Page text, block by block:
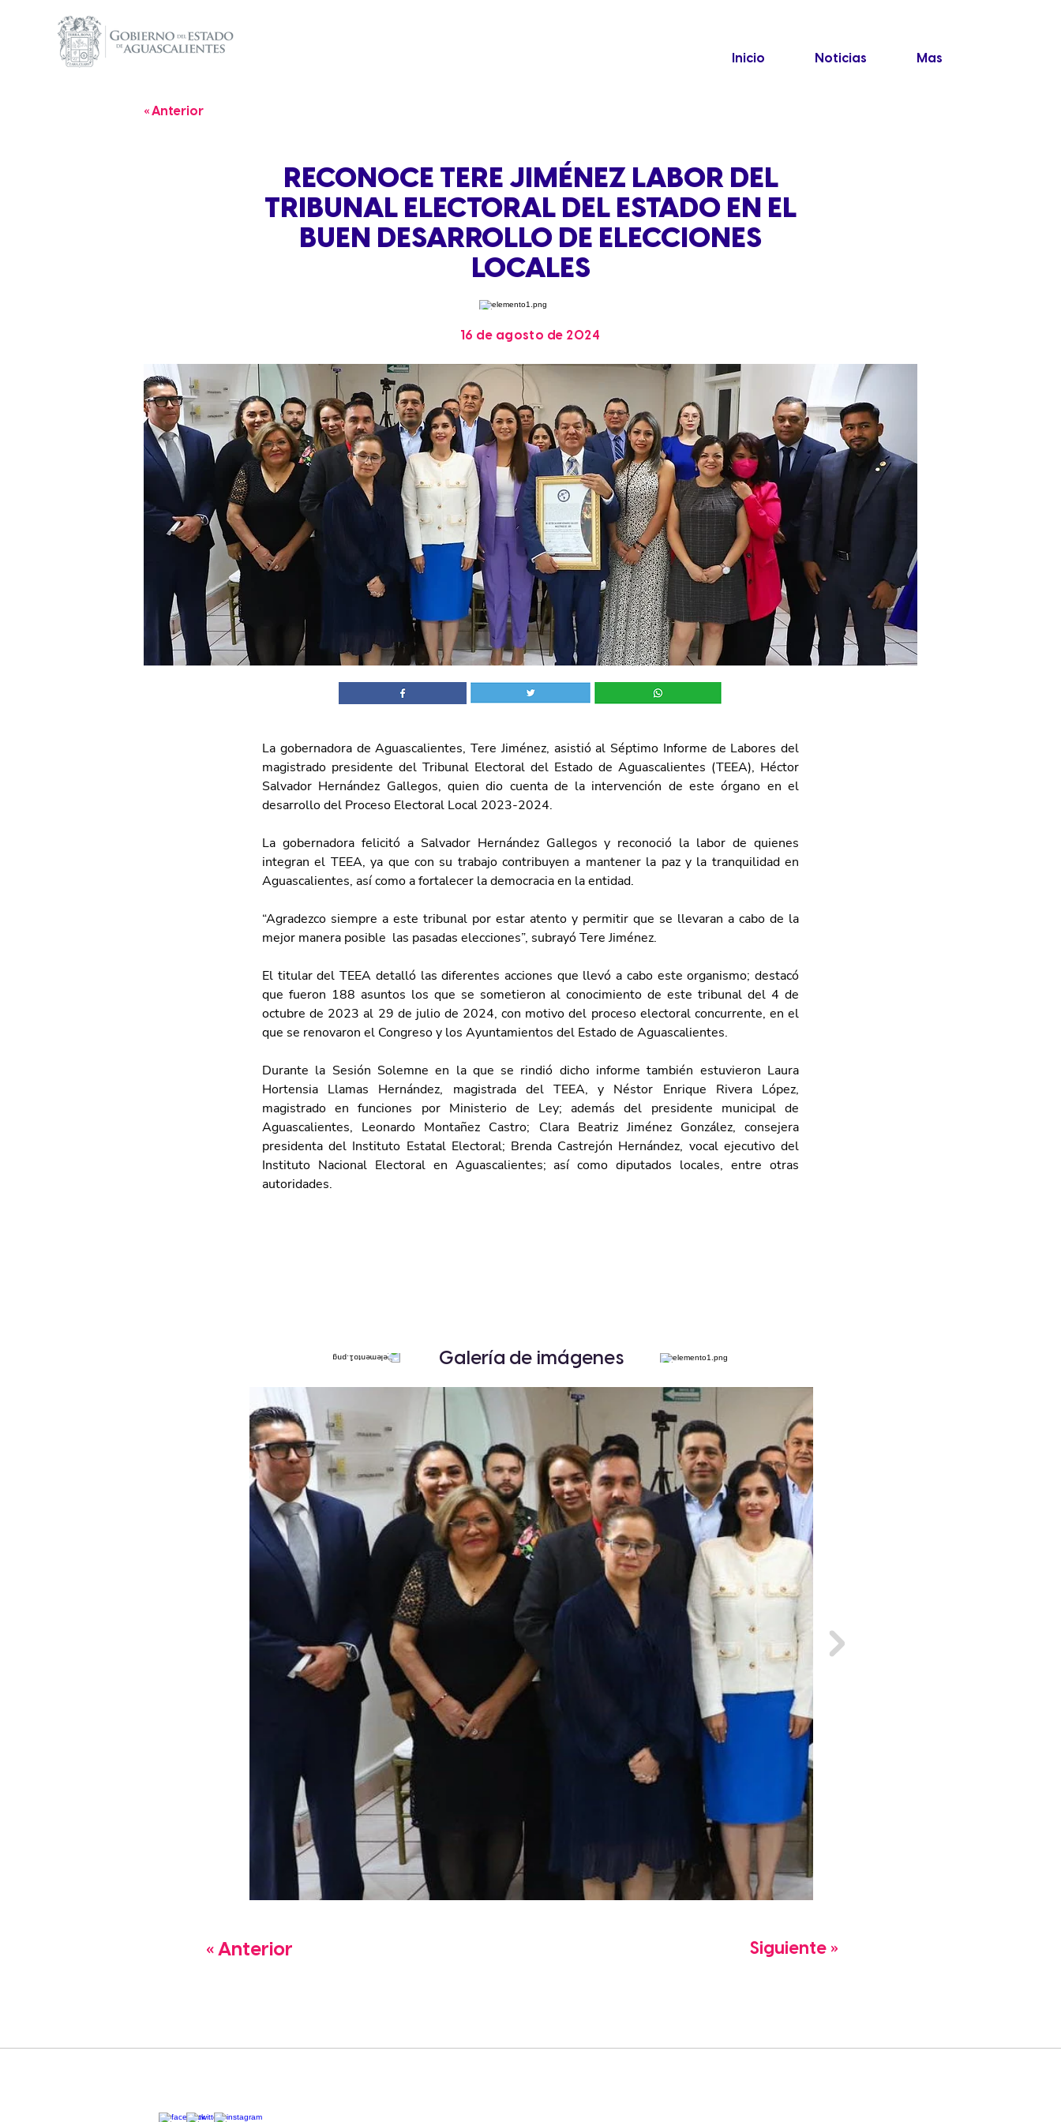
Inicio Noticias Mas
« Anterior
RECONOCE TERE JIMÉNEZ LABOR DEL
TRIBUNAL ELECTORAL DEL ESTADO EN EL
BUEN DESARROLLO DE ELECCIONES
LOCALES
16 de agosto de 2024
La gobernadora de Aguascalientes, Tere Jiménez, asistió al Séptimo Informe de Labores del
magistrado presidente del Tribunal Electoral del Estado de Aguascalientes (TEEA), Héctor
Salvador Hernández Gallegos, quien dio cuenta de la intervención de este órgano en el
desarrollo del Proceso Electoral Local 2023-2024.
La gobernadora felicitó a Salvador Hernández Gallegos y reconoció la labor de quienes
integran el TEEA, ya que con su trabajo contribuyen a mantener la paz y la tranquilidad en
Aguascalientes, así como a fortalecer la democracia en la entidad.
“Agradezco siempre a este tribunal por estar atento y permitir que se llevaran a cabo de la
mejor manera posible  las pasadas elecciones”, subrayó Tere Jiménez.
El titular del TEEA detalló las diferentes acciones que llevó a cabo este organismo; destacó
que fueron 188 asuntos los que se sometieron al conocimiento de este tribunal del 4 de
octubre de 2023 al 29 de julio de 2024, con motivo del proceso electoral concurrente, en el
que se renovaron el Congreso y los Ayuntamientos del Estado de Aguascalientes.
Durante la Sesión Solemne en la que se rindió dicho informe también estuvieron Laura
Hortensia Llamas Hernández, magistrada del TEEA, y Néstor Enrique Rivera López,
magistrado en funciones por Ministerio de Ley; además del presidente municipal de
Aguascalientes, Leonardo Montañez Castro; Clara Beatriz Jiménez González, consejera
presidenta del Instituto Estatal Electoral; Brenda Castrejón Hernández, vocal ejecutivo del
Instituto Nacional Electoral en Aguascalientes; así como diputados locales, entre otras
autoridades.
Galería de imágenes
« Anterior Siguiente »